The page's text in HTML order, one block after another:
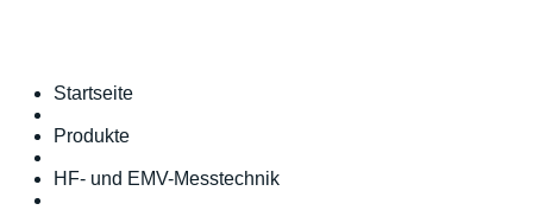
Startseite
Produkte
HF- und EMV-Messtechnik